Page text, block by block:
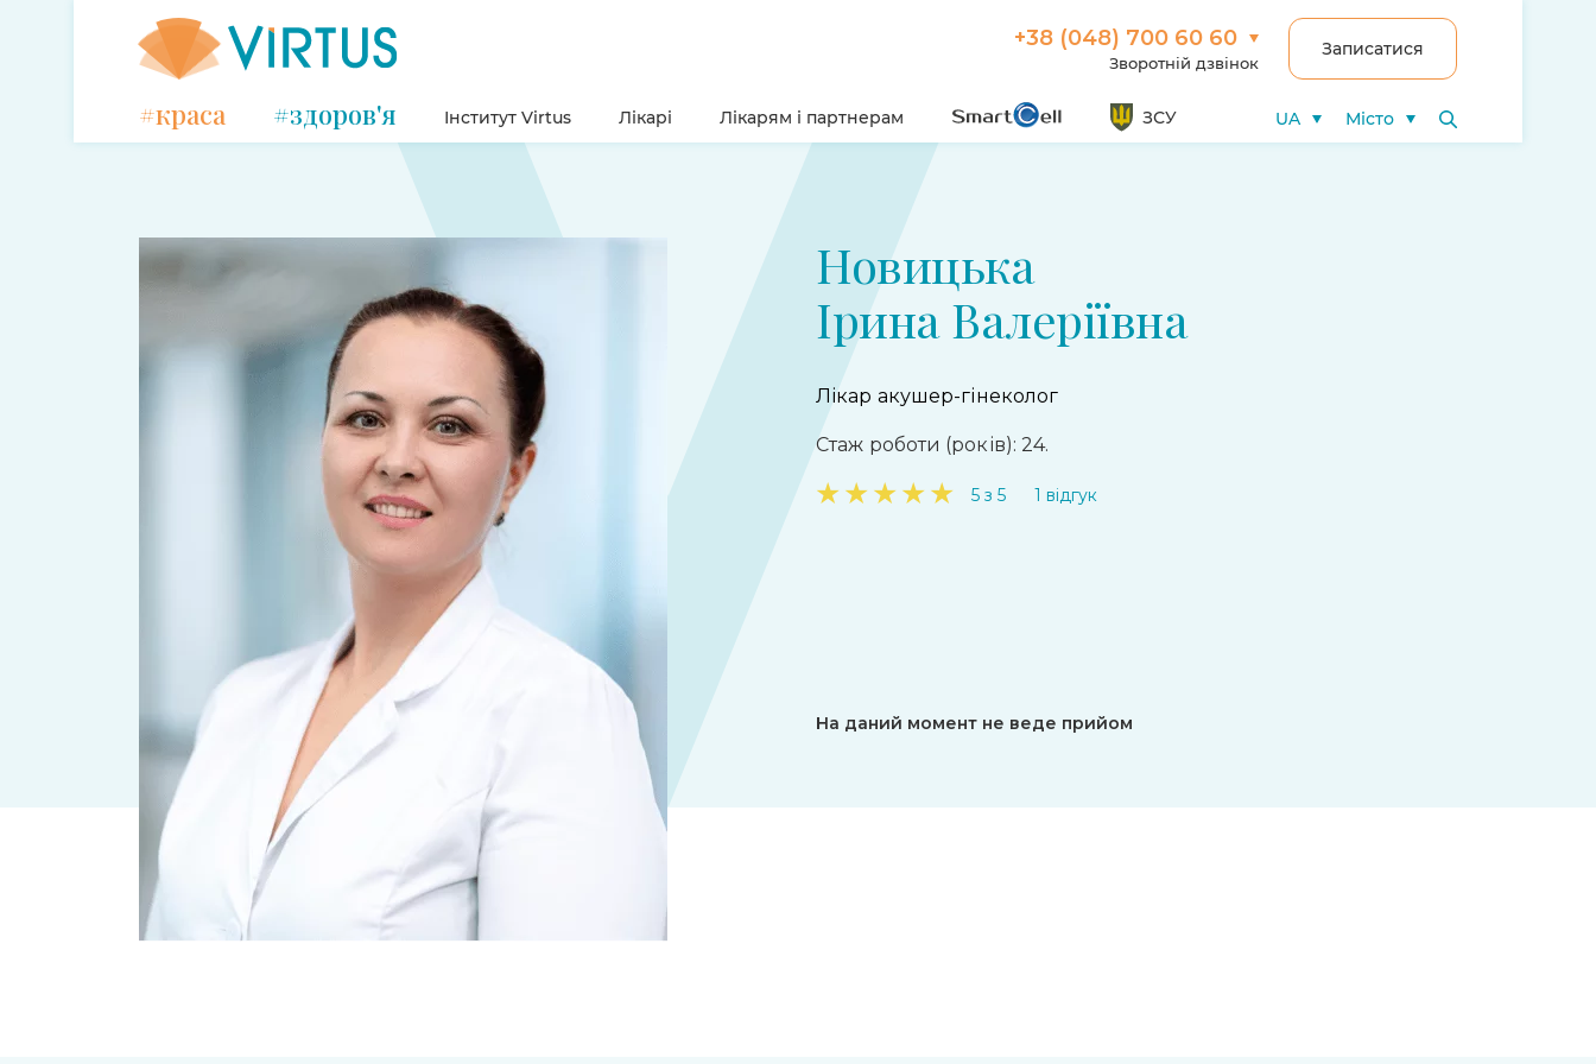
+38 (048) 700 60 60
Зворотній дзвінок
Записатися
#краса #здоров'я Інститут Virtus Лікарі Лікарям і партнерам ЗСУ UA Місто
Новицька
Ірина Валеріївна
Лікар акушер-гінеколог
Стаж роботи (років): 24.
★★★★★ 5 з 5 1 відгук
На даний момент не веде прийом